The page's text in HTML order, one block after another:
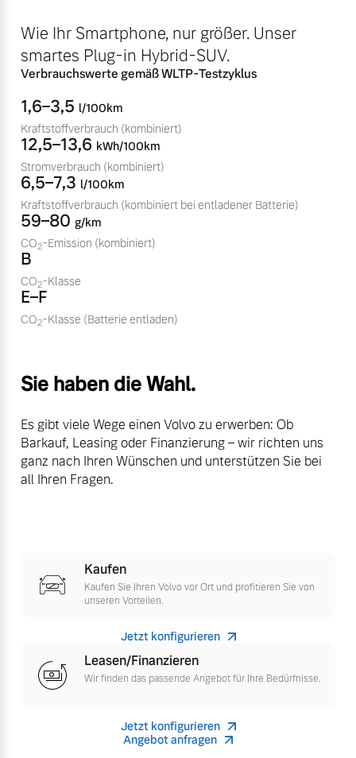
Fahrzeug konfigurieren
Sofort verfügbare Fahrzeuge
Volvo Selekt
Mehr erfahren
Editionsmodelle
Mehr erfahren
Sommer Kompletträder.
Bitte sprechen Sie uns
direkt an.
Entdecken Sie unsere
Mehr erfahren
Versicherung
Wie Ihr Smartphone, nur größer. Unser
smartes Plug-in Hybrid-SUV.
Verbrauchswerte gemäß WLTP-Testzyklus
1,6–3,5 l/100km
Kraftstoffverbrauch (kombiniert)
12,5–13,6 kWh/100km
Stromverbrauch (kombiniert)
6,5–7,3 l/100km
Kraftstoffverbrauch (kombiniert bei entladener Batterie)
59–80 g/km
CO2-Emission (kombiniert)
B
CO2-Klasse
E–F
CO2-Klasse (Batterie entladen)
Sie haben die Wahl.
Es gibt viele Wege einen Volvo zu erwerben: Ob
Barkauf, Leasing oder Finanzierung – wir richten uns
ganz nach Ihren Wünschen und unterstützen Sie bei
all Ihren Fragen.
Kaufen
Kaufen Sie Ihren Volvo vor Ort und profitieren Sie von
unseren Vorteilen.
Jetzt konfigurieren
Leasen/Finanzieren
Wir finden das passende Angebot für Ihre Bedürfnisse.
Jetzt konfigurieren
Angebot anfragen